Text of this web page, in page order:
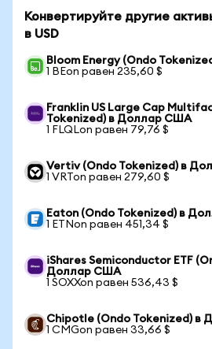
Конвертируйте другие
в USD
Bloom Energy (Ondo
1 BEon равен 235,60 $
Franklin US Large Cap
Tokenized) в Доллар США
1 FLQLon равен 79,76 $
Vertiv (Ondo Tokenized) в
1 VRTon равен 279,60 $
Eaton (Ondo Tokenized) в
1 ETNon равен 451,34 $
iShares Semiconductor ETF
Доллар США
1 SOXXon равен 536,43 $
Chipotle (Ondo Tokenized) в
1 CMGon равен 33,66 $